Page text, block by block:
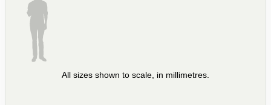
All sizes shown to scale, in millimetres.